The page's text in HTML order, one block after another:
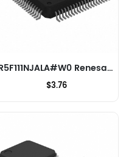
R5F111NJALA#W0 Renesas Electronics America Inc Microcontrôleurs
$3.76